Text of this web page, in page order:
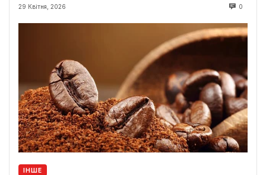
29 Квітня, 2026 0
ІНШЕ